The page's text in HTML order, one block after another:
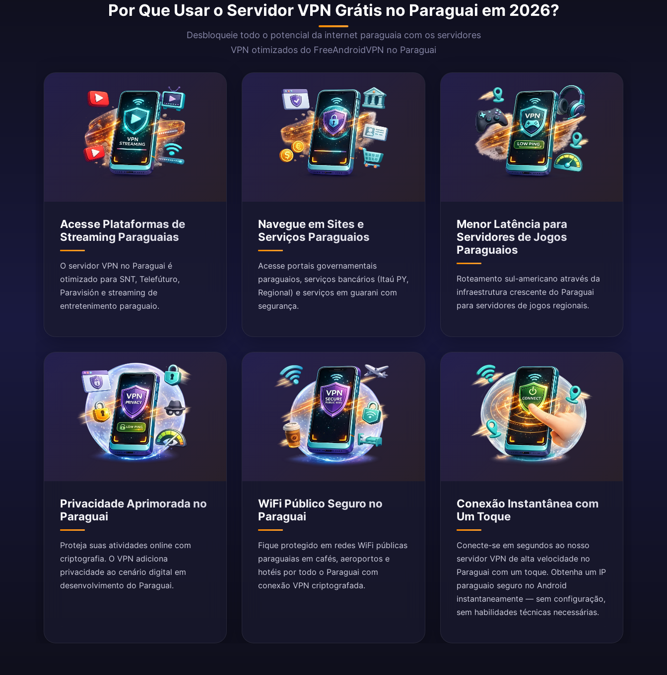
Por Que Usar o Servidor VPN Grátis no Paraguai em 2026?
Desbloqueie todo o potencial da internet paraguaia com os servidores
VPN otimizados do FreeAndroidVPN no Paraguai
Acesse Plataformas de
Streaming Paraguaias
O servidor VPN no Paraguai é
otimizado para SNT, Telefúturo,
Paravisión e streaming de
entretenimento paraguaio.
Navegue em Sites e
Serviços Paraguaios
Acesse portais governamentais
paraguaios, serviços bancários (Itaú PY,
Regional) e serviços em guarani com
segurança.
Menor Latência para
Servidores de Jogos
Paraguaios
Roteamento sul-americano através da
infraestrutura crescente do Paraguai
para servidores de jogos regionais.
Privacidade Aprimorada no
Paraguai
Proteja suas atividades online com
criptografia. O VPN adiciona
privacidade ao cenário digital em
desenvolvimento do Paraguai.
WiFi Público Seguro no
Paraguai
Fique protegido em redes WiFi públicas
paraguaias em cafés, aeroportos e
hotéis por todo o Paraguai com
conexão VPN criptografada.
Conexão Instantânea com
Um Toque
Conecte-se em segundos ao nosso
servidor VPN de alta velocidade no
Paraguai com um toque. Obtenha um IP
paraguaio seguro no Android
instantaneamente — sem configuração,
sem habilidades técnicas necessárias.